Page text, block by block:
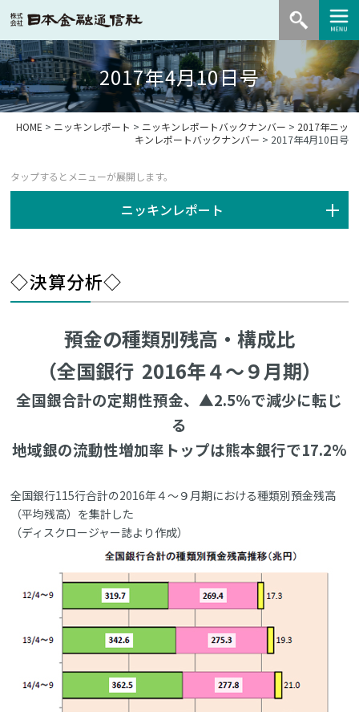
2017年4月10日号
HOME > ニッキンレポート > ニッキンレポートバックナンバー > 2017年ニッ
キンレポートバックナンバー > 2017年4月10日号
ニッキンレポート
◇決算分析◇
預金の種類別残高・構成比
（全国銀行 2016年４～９月期）
全国銀合計の定期性預金、▲2.5％で減少に転じ
る
地域銀の流動性増加率トップは熊本銀行で17.2%
全国銀行115行合計の2016年４～９月期における種類別預金残高
（平均残高）を集計した
（ディスクロージャー誌より作成）